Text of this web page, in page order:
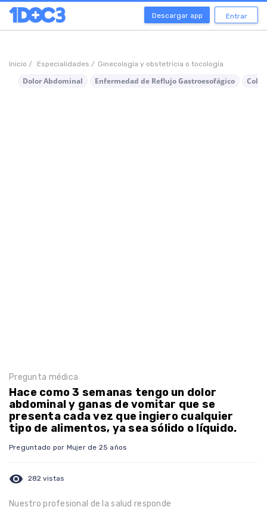
Descargar app Entrar
Inicio / Especialidades / Ginecología y obstetricia o tocología
Dolor Abdominal Enfermedad de Reflujo Gastroesofágico
Pregunta médica
Hace como 3 semanas tengo un dolor
abdominal y ganas de vomitar que se
presenta cada vez que ingiero cualquier
tipo de alimentos, ya sea sólido o líquido.
Preguntado por Mujer de 25 años
visibility 282 vistas
Nuestro profesional de la salud responde